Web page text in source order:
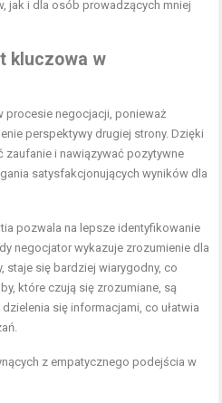
jak i dla osób prowadzących mniej
kluczowa w
procesie negocjacji, ponieważ
perspektywy drugiej strony. Dzięki
zaufanie i nawiązywać pozytywne
satysfakcjonujących wyników dla
pozwala na lepsze identyfikowanie
negocjator wykazuje zrozumienie dla
staje się bardziej wiarygodny, co
które czują się zrozumiane, są
się informacjami, co ułatwia
z empatycznego podejścia w